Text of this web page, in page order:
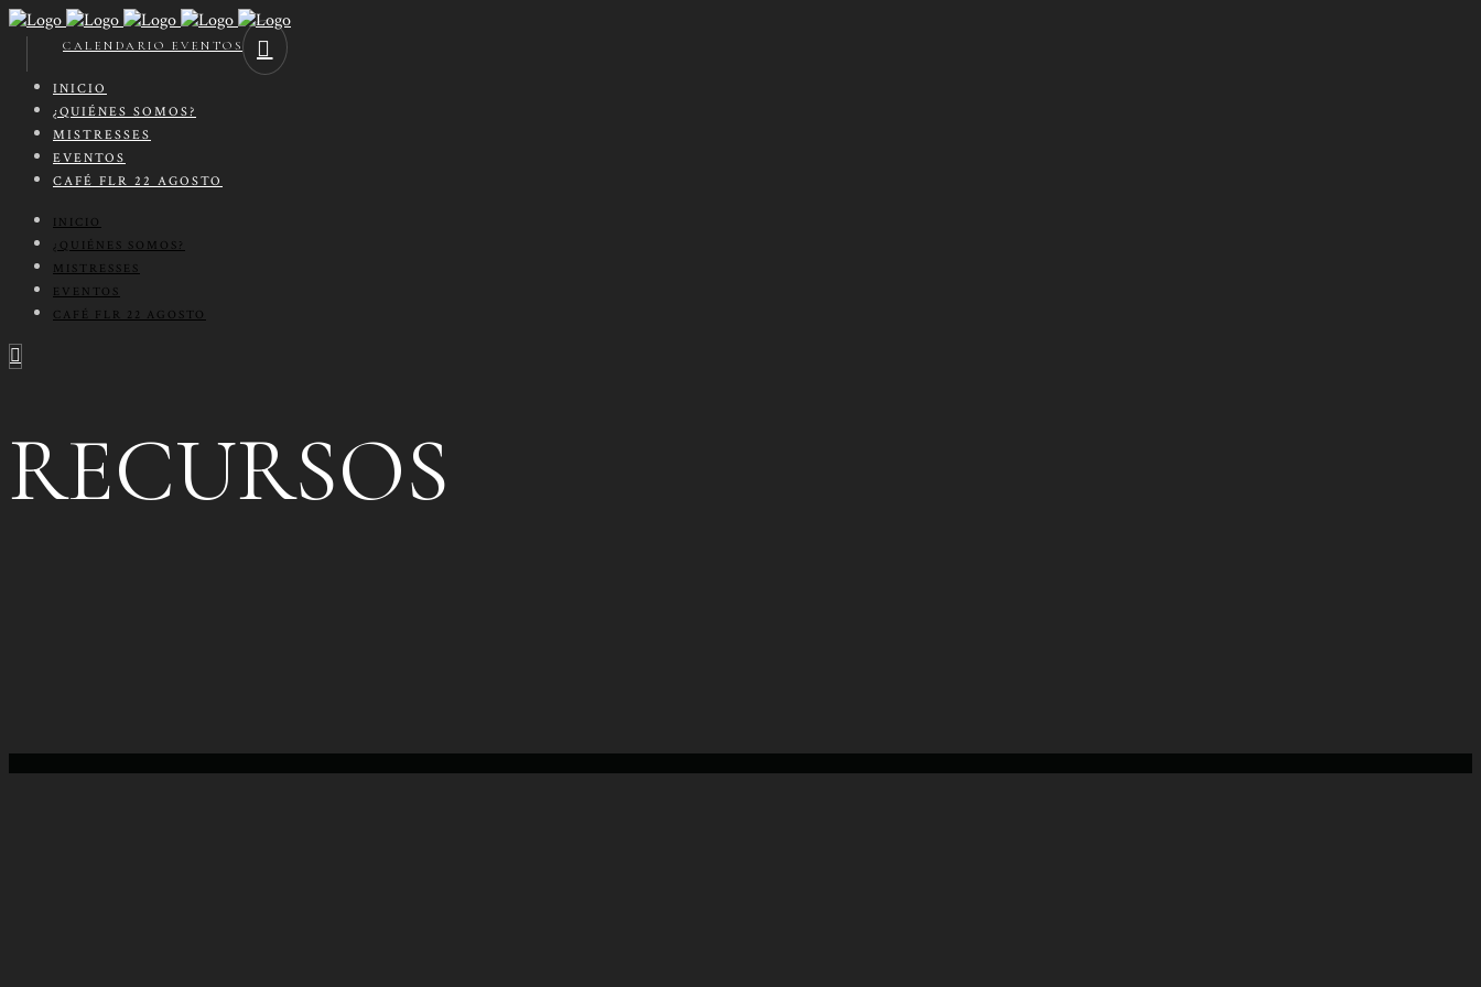
CALENDARIO EVENTOS
INICIO
¿QUIÉNES SOMOS?
MISTRESSES
EVENTOS
CAFÉ FLR 22 AGOSTO
INICIO
¿QUIÉNES SOMOS?
MISTRESSES
EVENTOS
CAFÉ FLR 22 AGOSTO
RECURSOS